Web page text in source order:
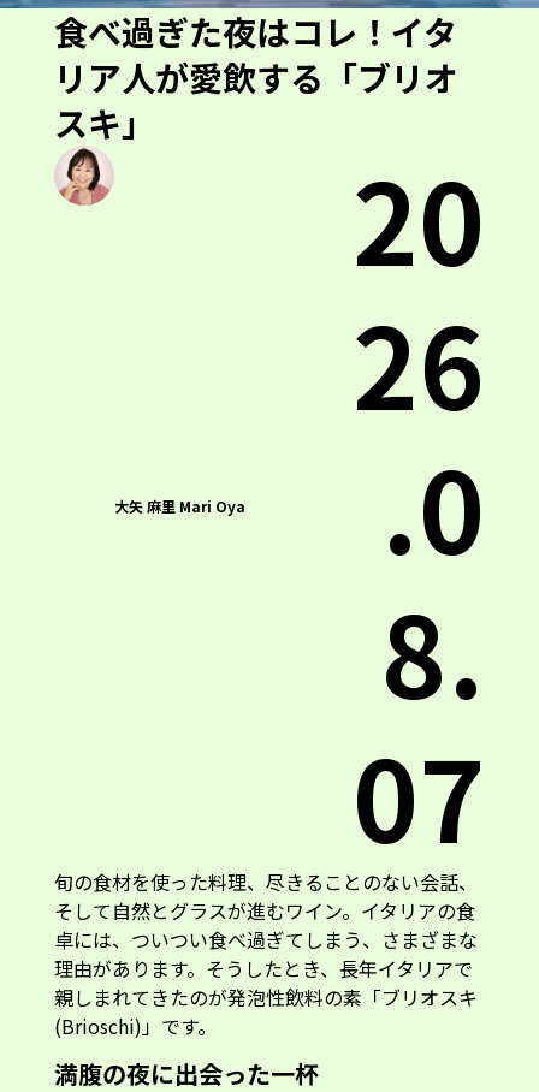
食べ過ぎた夜はコレ！イタ
リア人が愛飲する「ブリオ
スキ」
大矢 麻里 Mari Oya
20
26
.0
8.
07
旬の食材を使った料理、尽きることのない会話、
そして自然とグラスが進むワイン。イタリアの食
卓には、ついつい食べ過ぎてしまう、さまざまな
理由があります。そうしたとき、長年イタリアで
親しまれてきたのが発泡性飲料の素「ブリオスキ
(Brioschi)」です。
満腹の夜に出会った一杯